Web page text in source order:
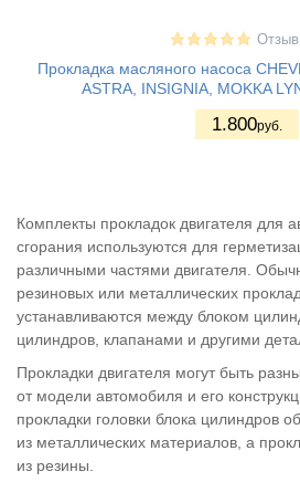
Прокладка масляного насоса
ASTRA, INSIGNIA, MOKKA
1.800руб.
Комплекты прокладок двигателя для
сгорания используются для
различными частями двигателя.
резиновых или металлических
устанавливаются между блоком
цилиндров, клапанами и другими
Прокладки двигателя могут быть
от модели автомобиля и его
прокладки головки блока цилиндров
из металлических материалов, а
из резины.